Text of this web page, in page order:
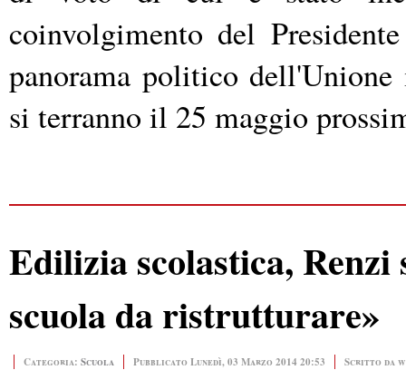
coinvolgimento del
panorama politico
si terranno il 25 maggio
Edilizia scolastica,
scuola da ristrutturare»
Categoria: Scuola Pubblicato Lunedì, 03 Marzo 2014 20:53 Scritto da